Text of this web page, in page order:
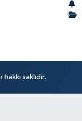
saklıdır.